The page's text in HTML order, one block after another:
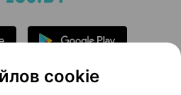
cookie